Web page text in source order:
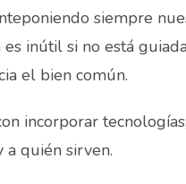
siempre
es inútil si no está
el bien común.
incorporar
a quién sirven.